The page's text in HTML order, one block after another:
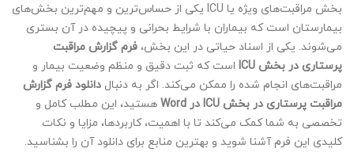
بخش مراقبت‌های ویژه یا ICU یکی از حساس‌ترین و مهم‌ترین بخش‌های
بیمارستان است که بیماران با شرایط بحرانی و پیچیده در آن بستری
می‌شوند. یکی از اسناد حیاتی در این بخش، فرم گزارش مراقبت
پرستاری در بخش ICU
است که ثبت دقیق و منظم وضعیت بیمار و
مراقبت‌های انجام شده را ممکن می‌کند. اگر به دنبال دانلود فرم گزارش
مراقبت پرستاری در بخش ICU در Word
هستید، این مطلب کامل و
تخصصی به شما کمک می‌کند تا با اهمیت، کاربردها، مزایا و نکات
کلیدی این فرم آشنا شوید و بهترین منابع برای دانلود آن را بشناسید.